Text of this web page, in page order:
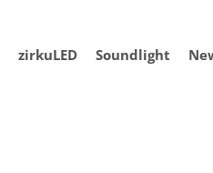
zirkuLED Soundlight